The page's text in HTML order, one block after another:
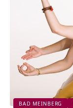
BAD MEINBERG